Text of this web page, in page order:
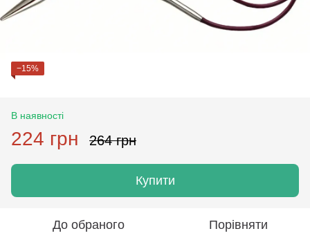
−15%
В наявності
224 грн 264 грн
Купити
До обраного Порівняти